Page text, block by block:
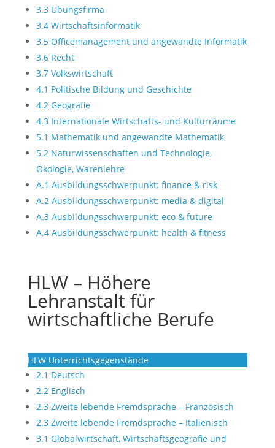
3.3 Übungsfirma
3.4 Wirtschaftsinformatik
3.5 Officemanagement und angewandte Informatik
3.6 Recht
3.7 Volkswirtschaft
4.1 Politische Bildung und Geschichte
4.2 Geografie
4.3 Internationale Wirtschafts- und Kulturräume
5.1 Mathematik und angewandte Mathematik
5.2 Naturwissenschaften und Technologie,
Ökologie, Warenlehre
A.1 Ausbildungsschwerpunkt: finance & risk
A.2 Ausbildungsschwerpunkt: media & digital
A.3 Ausbildungsschwerpunkt: eco & future
A.4 Ausbildungsschwerpunkt: health & fitness
HLW – Höhere
Lehranstalt für
wirtschaftliche Berufe
HLW Unterrichtsgegenstände
2.1 Deutsch
2.2 Englisch
2.3 Zweite lebende Fremdsprache – Französisch
2.3 Zweite lebende Fremdsprache – Italienisch
3.1 Globalwirtschaft, Wirtschaftsgeografie und